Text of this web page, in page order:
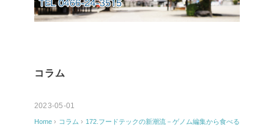
コラム
2023-05-01
Home › コラム › 172.フードテックの新潮流－ゲノム編集から食べる